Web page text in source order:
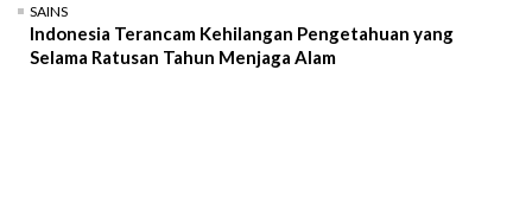
SAINS
Indonesia Terancam Kehilangan Pengetahuan yang
Selama Ratusan Tahun Menjaga Alam